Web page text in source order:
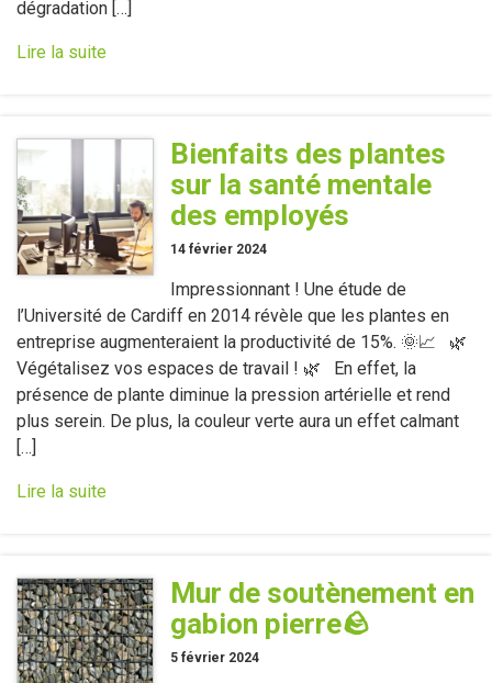
dégradation […]
Lire la suite
Bienfaits des plantes
sur la santé mentale
des employés
14 février 2024
Impressionnant ! Une étude de
l’Université de Cardiff en 2014 révèle que les plantes en
entreprise augmenteraient la productivité de 15%. 🌞📈 🌿
Végétalisez vos espaces de travail ! 🌿 En effet, la
présence de plante diminue la pression artérielle et rend
plus serein. De plus, la couleur verte aura un effet calmant
[…]
Lire la suite
Mur de soutènement en
gabion pierre🪨
5 février 2024